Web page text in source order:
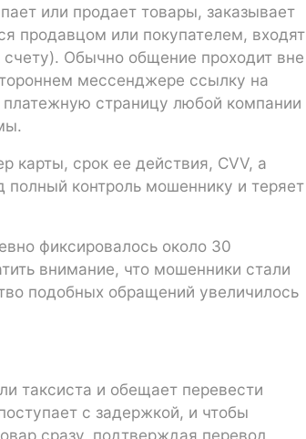
или продает товары, заказывает
продавцом или покупателем, входят
Обычно общение проходит вне
мессенджере ссылку на
страницу любой компании
карты, срок ее действия, CVV, а
полный контроль мошеннику и теряет
фиксировалось около 30
внимание, что мошенники стали
подобных обращений увеличилось
таксиста и обещает перевести
с задержкой, и чтобы
сразу, подтверждая перевод